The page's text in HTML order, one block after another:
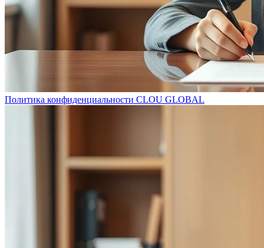
Политика конфиденциальности CLOU GLOBAL